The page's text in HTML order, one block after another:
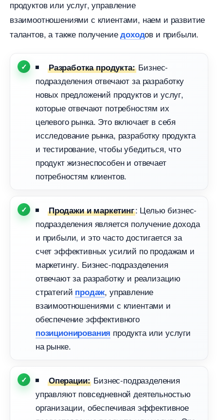
продуктов или услуг, управление
заимоотношениями с клиентами, наем и развитие
талантов, а также получениедоходов и прибыли.
Разработка продукта:Бизнес-
подразделения отвечают за разработку
новых предложений продуктов и услуг,
которые отвечают потребностям их
целевого рынка. Это включает в себя
исследование рынка, разработку продукта
и тестирование, чтобы убедиться, что
продукт жизнеспособен и отвечает
потребностям клиентов.
Продажи и маркетин: Целью бизнес-
подразделения является получение дохода
и прибыли, и это часто достигается за
счет эффективных усилий по продажам и
маркетингу. Бизнес-подразделения
отвечают за разработку и реализацию
стратегий продаж, управление
заимоотношениями с клиентами и
обеспечение эффективного
позиционирования продукта или услуги
на рынке.
Операции: Бизнес-подразделения
управляют повседневной деятельностью
организации, обеспечивая эффективное